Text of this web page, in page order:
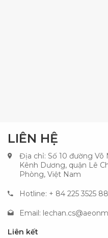
LIÊN HỆ
Địa chỉ: Số 10 đường Võ
Kênh Dương, quận Lê
Phòng, Việt Nam
Hotline: + 84 225 3525
Email:
Liên kết